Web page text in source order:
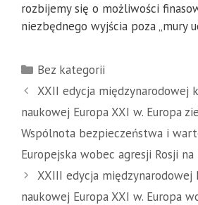
rozbijemy się o możliwości
niezbędnego wyjścia poza „mury
Kategorie
Bez kategorii
XXII edycja międzynarodowej
naukowej Europa XXI w. Europa
Wspólnota bezpieczeństwa i
Europejska wobec agresji Rosji
XXIII edycja międzynarodowej
naukowej Europa XXI w. Europa